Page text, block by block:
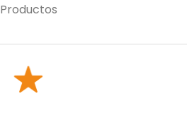
Productos